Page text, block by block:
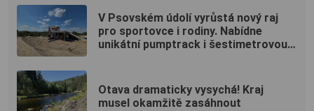
V Psovském údolí vyrůstá nový raj
pro sportovce i rodiny. Nabídne
unikátní pumptrack i šestimetrovou
Otava dramaticky vysychá! Kraj
musel okamžitě zasáhnout